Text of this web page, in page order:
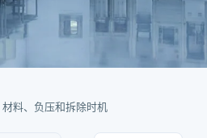
料、负压和拆除时机